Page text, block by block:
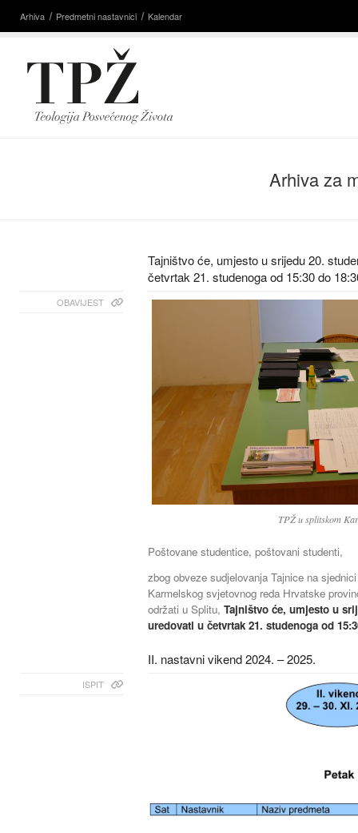
Arhiva Predmetni nastavnici Kalendar
Arhiva za
Tajništvo će, umjesto u srijedu 20.
četvrtak 21. studenoga od 15:30 do
OBAVIJEST
TPŽ u splitskom
Poštovane studentice, poštovani studenti,
zbog obveze sudjelovanja Tajnice na
Karmelskog svjetovnog reda Hrvatske
održati u Splitu, Tajništvo će, umjesto u
uredovati u četvrtak 21. studenoga od
II. nastavni vikend 2024. – 2025.
ISPIT